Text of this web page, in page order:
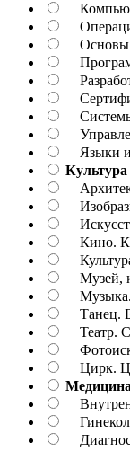
Основы
Языки и
Культура
Кино.
Музей,
Музыка.
Танец.
Театр.
Цирк.